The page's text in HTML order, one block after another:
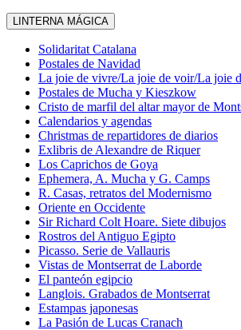
LINTERNA MÁGICA
Solidaritat Catalana
Postales de Navidad
La joie de vivre/La joie de voir/La joie
Postales de Mucha y Kieszkow
Cristo de marfil del altar mayor de
Calendarios y agendas
Christmas de repartidores de diarios
Exlibris de Alexandre de Riquer
Los Caprichos de Goya
Ephemera, A. Mucha y G. Camps
R. Casas, retratos del Modernismo
Oriente en Occidente
Sir Richard Colt Hoare. Siete dibujos
Rostros del Antiguo Egipto
Picasso. Serie de Vallauris
Vistas de Montserrat de Laborde
El panteón egipcio
Langlois. Grabados de Montserrat
Estampas japonesas
La Pasión de Lucas Cranach